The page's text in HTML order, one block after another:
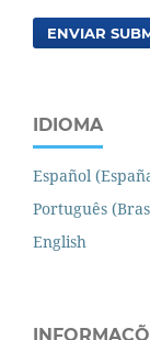
ENVIAR
IDIOMA
Español
Português
English